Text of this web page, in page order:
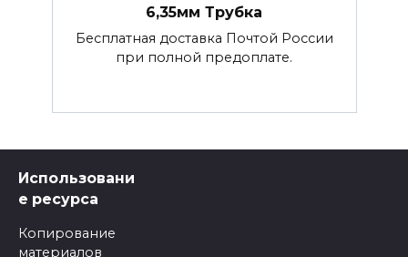
6,35мм Трубка
Бесплатная доставка Почтой России
при полной предоплате.
Использовани
е ресурса
Копирование
материалов